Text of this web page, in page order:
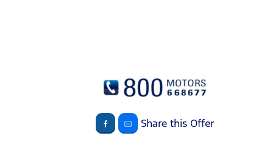
Share this Offer